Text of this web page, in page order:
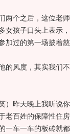
个之后，这位老师
女孩子口头上表示
加过的第一场披着
风度，其实我们不
昨天晚上我听说你
老百姓的保障性住
车一车的板砖就都